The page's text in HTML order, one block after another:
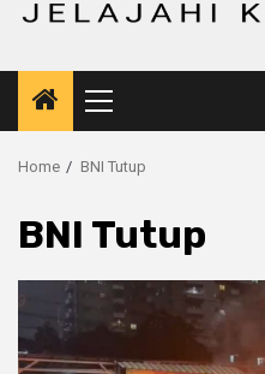
Primary
Menu
Home BNI Tutup
BNI Tutup